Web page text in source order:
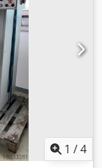
1 /4